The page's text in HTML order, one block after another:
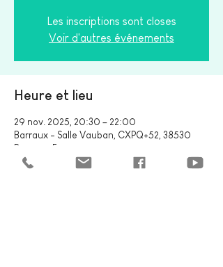
Les inscriptions sont closes
Voir d'autres événements
Heure et lieu
29 nov. 2025, 20:30 – 22:00
Barraux - Salle Vauban, CXPQ+52, 38530
Barraux, France